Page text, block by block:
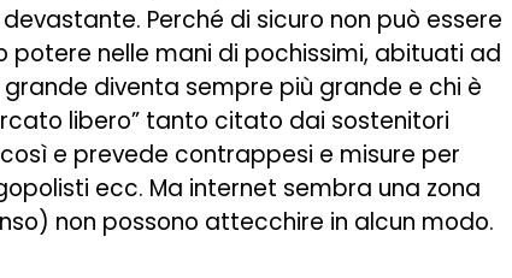
Perché di sicuro non può essere
potere nelle mani di pochissimi, abituati ad
diventa sempre più grande e chi è
libero” tanto citato dai sostenitori
e prevede contrappesi e misure per
ecc. Ma internet sembra una zona
non possono attecchire in alcun modo.